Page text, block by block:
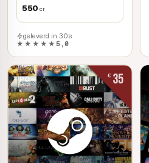
550 cr
geleverd in 30s
★★★★★ 5,0
PC